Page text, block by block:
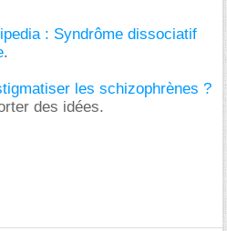
: Syndrôme dissociatif
.
les schizophrènes ?
des idées.